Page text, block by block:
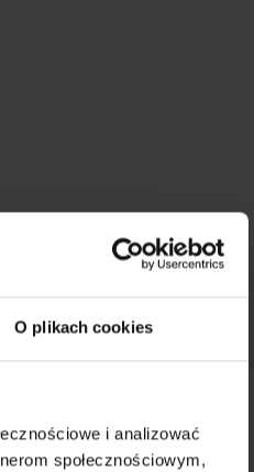
O plikach cookies
i analizować
społecznościowym,